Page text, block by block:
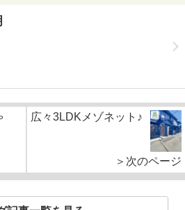
広々3LDKメゾネット♪
＞次のページ